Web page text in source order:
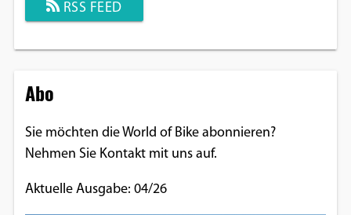
RSS FEED
Abo
Sie möchten die World of Bike abonnieren?
Nehmen Sie Kontakt mit uns auf.
Aktuelle Ausgabe: 04/26